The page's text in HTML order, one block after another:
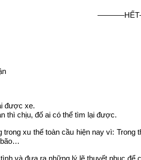
được xe.
thì chịu, đố ai có thể tìm lại được.
xu thế toàn cầu hiện nay vì:
bão…